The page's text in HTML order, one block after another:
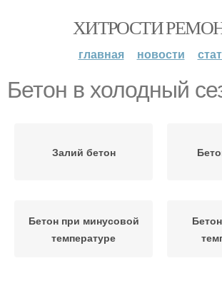
ХИТРОСТИ
главная новости
Бетон в холодный
Залий бетон
Бетон при минусовой
температуре